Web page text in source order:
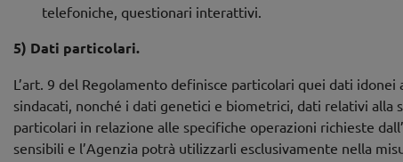
telefoniche, questionari interattivi.
5) Dati particolari.
L’art. 9 del Regolamento definisce particolari quei dati
sindacati, nonché i dati genetici e biometrici, dati relativi alla
particolari in relazione alle specifiche operazioni richieste
sensibili e l’Agenzia potrà utilizzarli esclusivamente nella